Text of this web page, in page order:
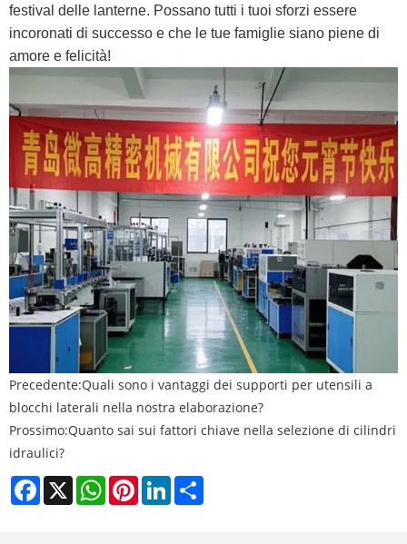
festival delle lanterne. Possano tutti i tuoi sforzi essere
incoronati di successo e che le tue famiglie siano piene di
amore e felicità!
Precedente:Quali sono i vantaggi dei supporti per utensili a
blocchi laterali nella nostra elaborazione?
Prossimo:Quanto sai sui fattori chiave nella selezione di cilindri
idraulici?
Facebook
X WhatsAppPinterestLinkedIn